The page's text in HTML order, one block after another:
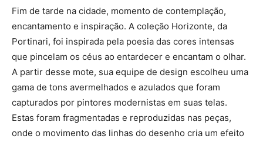
Fim de tarde na cidade, momento de contemplação,
encantamento e inspiração. A coleção Horizonte, da
Portinari, foi inspirada pela poesia das cores intensas
que pincelam os céus ao entardecer e encantam o olhar.
A partir desse mote, sua equipe de design escolheu uma
gama de tons avermelhados e azulados que foram
capturados por pintores modernistas em suas telas.
Estas foram fragmentadas e reproduzidas nas peças,
onde o movimento das linhas do desenho cria um efeito